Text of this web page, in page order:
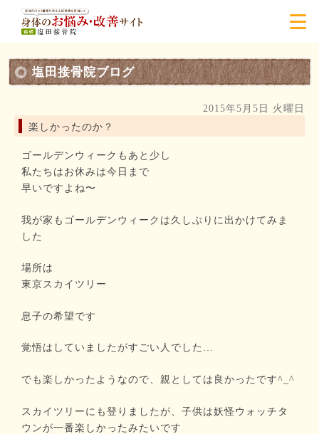
塩田接骨院ブログ
2015年5月5日 火曜日
楽しかったのか？
ゴールデンウィークもあと少し
私たちはお休みは今日まで
早いですよね〜
我が家もゴールデンウィークは久しぶりに出かけてみま
した
場所は
東京スカイツリー
息子の希望です
覚悟はしていましたがすごい人でした…
でも楽しかったようなので、親としては良かったです^_^
スカイツリーにも登りましたが、子供は妖怪ウォッチタ
ウンが一番楽しかったみたいです